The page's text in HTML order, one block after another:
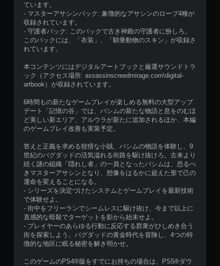
イ
で
き
ま
す
ています。
- マスターアサシンパック: 象徴的なアサシンのローブ4種が
収録されています。
- 守護者パック: このパックで古き神殿の守護者に扮しろ。
このパックには、「衣装」、「騎乗動物のスキン」が収録さ
れています。
本コンテンツにはデジタルアートブックと厳選サウンドトラ
ック（アクセス場所: assassinscreedmirage.com\digital-
artbook）が収録されています。
6時間もの新たなゲームプレイが楽しめる無料の大型アップ
デート「記憶の谷」では、バシムの新たな物語と息をのむほ
ど美しい新エリア、アルウラが新たに追加されるほか、本編
のゲームプレイ改善も実装予定。
答えと正義を求める狡猾な小賊、バシムの物語を体験し、9
世紀のバグダッドの活気溢れる街路を駆け抜けろ。古来より
続く謎の組織「隠れし者」の一員となったバシムは、恐るべ
きマスターアサシンとなり、想像をはるかに超えた形で己の
運命を変えることになる。
- シリーズを決定づけたシステムとゲームプレイを最新技術
で体験せよ。
- 街中をフリーランでシームレスに駆け抜け、今まで以上に
直感的な暗殺でターゲットを影から始末せよ。
- プレイヤーのあらゆる行動に反応する群衆がひしめき合う
街を探索しよう。バグダッドの黄金時代を冒険し、4つの特
徴的な地区に眠る秘密を解き明かせ。
このゲームのPS4®版をすでにお持ちの場合は、PS5®ダウ